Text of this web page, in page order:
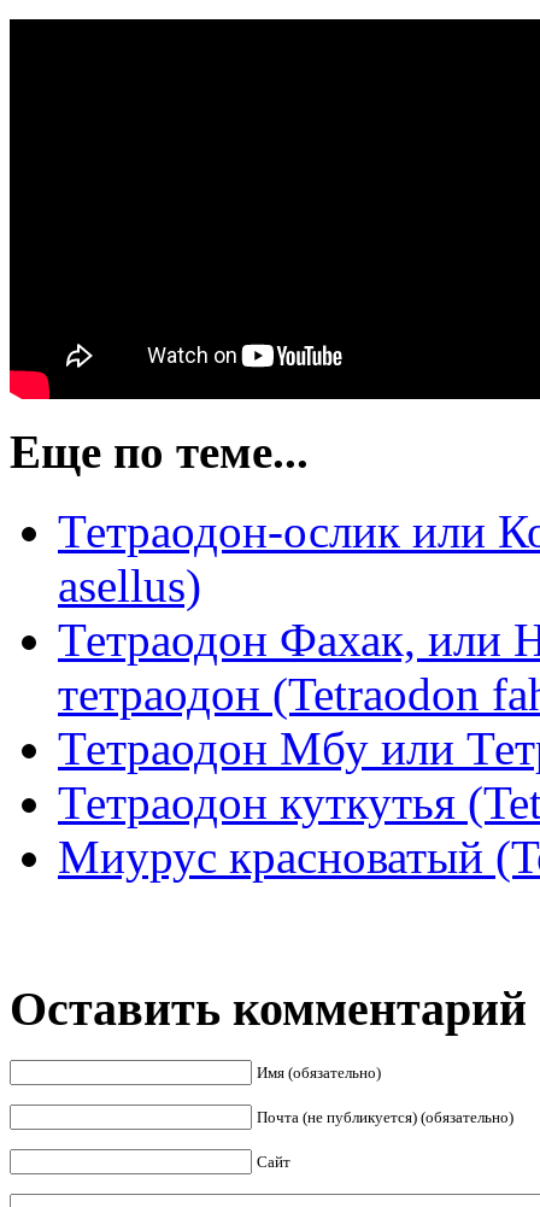
Еще по теме...
Тетраодон-ослик или
asellus)
Тетраодон Фахак, или
тетраодон (Tetraodon
Тетраодон Мбу или
Тетраодон куткутья
Миурус красноватый
Оставить комментарий
Имя (обязательно)
Почта (не публикуется) (обязательно)
Сайт